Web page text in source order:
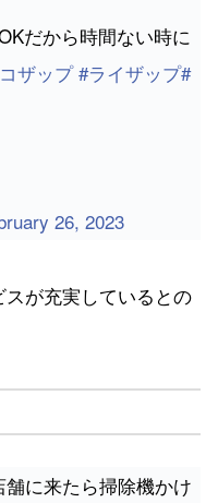
だから時間ない時に
ザップ #ライザップ#
26, 2023
が充実しているとの
に来たら掃除機かけ